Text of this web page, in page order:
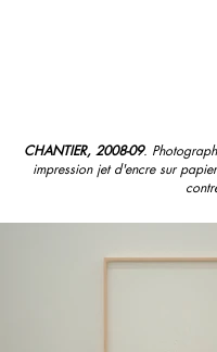
CHANTIER, 2008-09.
impression jet d'encre sur